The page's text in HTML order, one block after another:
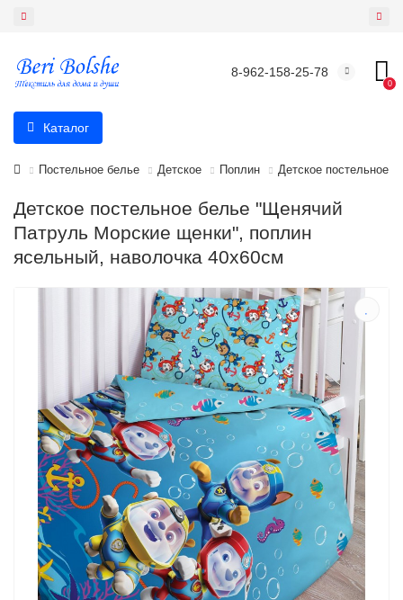
8-962-158-25-78
0
Каталог
Постельное белье Детское Поплин Детское постельное
Детское постельное белье "Щенячий
Патруль Морские щенки", поплин
ясельный, наволочка 40х60см